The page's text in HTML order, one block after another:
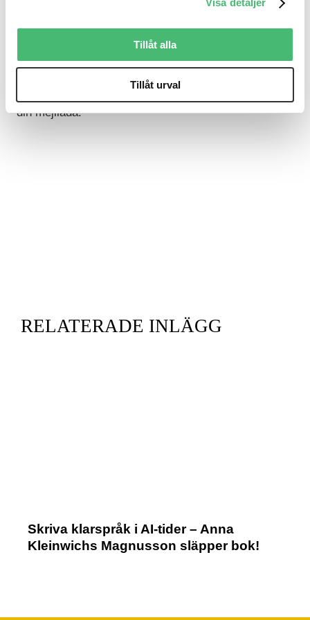
Visa detaljer
Tillåt alla
Tillåt urval
Om du vill börja arbeta fram en redaktionell plan för
din mejllåda.
RELATERADE INLÄGG
Skriva klarspråk i AI-tider – Anna
Kleinwichs Magnusson släpper bok!